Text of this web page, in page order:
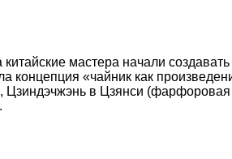
мастера начали
«чайник как
Цзиндэчжэнь в Цзянси